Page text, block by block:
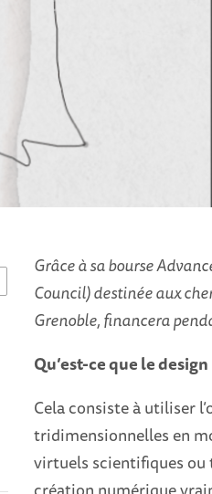
Grâce à sa bourse
Council) destinée aux
Grenoble, financera
Qu’est-ce que le
Cela consiste à utiliser
tridimensionnelles en
virtuels scientifiques ou